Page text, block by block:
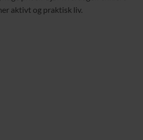
aktivt og praktisk liv.